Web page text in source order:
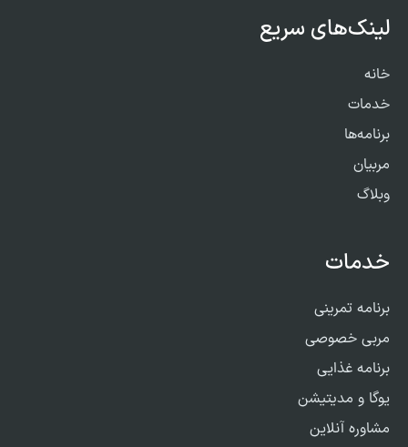
لینک‌های سریع
خانه
خدمات
برنامه‌ها
مربیان
وبلاگ
خدمات
برنامه تمرینی
مربی خصوصی
برنامه غذایی
یوگا و مدیتیشن
مشاوره آنلاین